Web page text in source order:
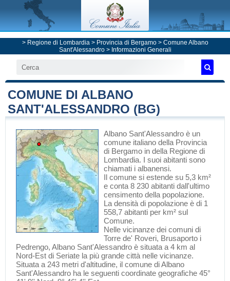
> Regione di Lombardia> Provincia di Bergamo> Comune Albano
Sant'Alessandro> Informazioni Generali
COMUNE DI ALBANO
SANT'ALESSANDRO (BG)
Albano Sant'Alessandro è un
comune italiano della Provincia
di Bergamo in della Regione di
Lombardia. I suoi abitanti sono
chiamati i albanensi.
Il comune si estende su 5,3 km²
e conta 8 230 abitanti dall'ultimo
censimento della popolazione.
La densità di popolazione è di 1
558,7 abitanti per km² sul
Comune.
Nelle vicinanze dei comuni di
Torre de' Roveri, Brusaporto i
Pedrengo, Albano Sant'Alessandro è situata a 4 km al
Nord-Est di Seriate la più grande città nelle vicinanze.
Situata a 243 metri d'altitudine, il comune di Albano
Sant'Alessandro ha le seguenti coordinate geografiche 45°